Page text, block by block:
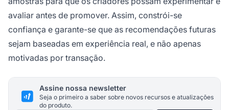
avaliar antes de promover. Assim, constrói-se
confiança e garante-se que as recomendações futuras
sejam baseadas em experiência real, e não apenas
motivadas por transação.
Assine nossa newsletter
Seja o primeiro a saber sobre novos recursos e atualizações
do produto.